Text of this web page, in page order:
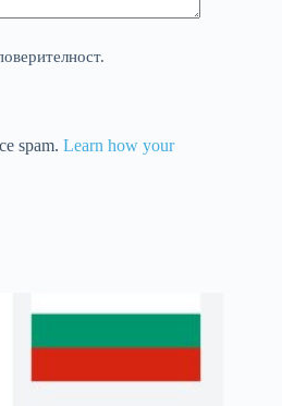
spam. Learn how your